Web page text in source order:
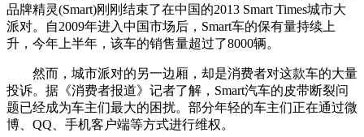
品牌精灵(Smart)刚刚结束了在中国的2013 Smart Times城市大
派对。自2009年进入中国市场后，Smart车的保有量持续上
升，今年上半年，该车的销售量超过了8000辆。
然而，城市派对的另一边厢，却是消费者对这款车的大量
投诉。据《消费者报道》记者了解，Smart汽车的皮带断裂问
题已经成为车主们最大的困扰。部分年轻的车主们正在通过微
博、QQ、手机客户端等方式进行维权。